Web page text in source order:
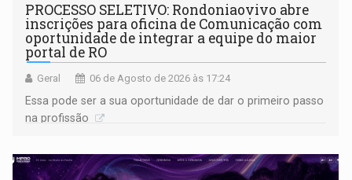
PROCESSO SELETIVO: Rondoniaovivo abre
inscrições para oficina de Comunicação com
oportunidade de integrar a equipe do maior
portal de RO
Geral 06 de Agosto de 2026 às 17:24
Essa pode ser a sua oportunidade de dar o primeiro passo
na profissão